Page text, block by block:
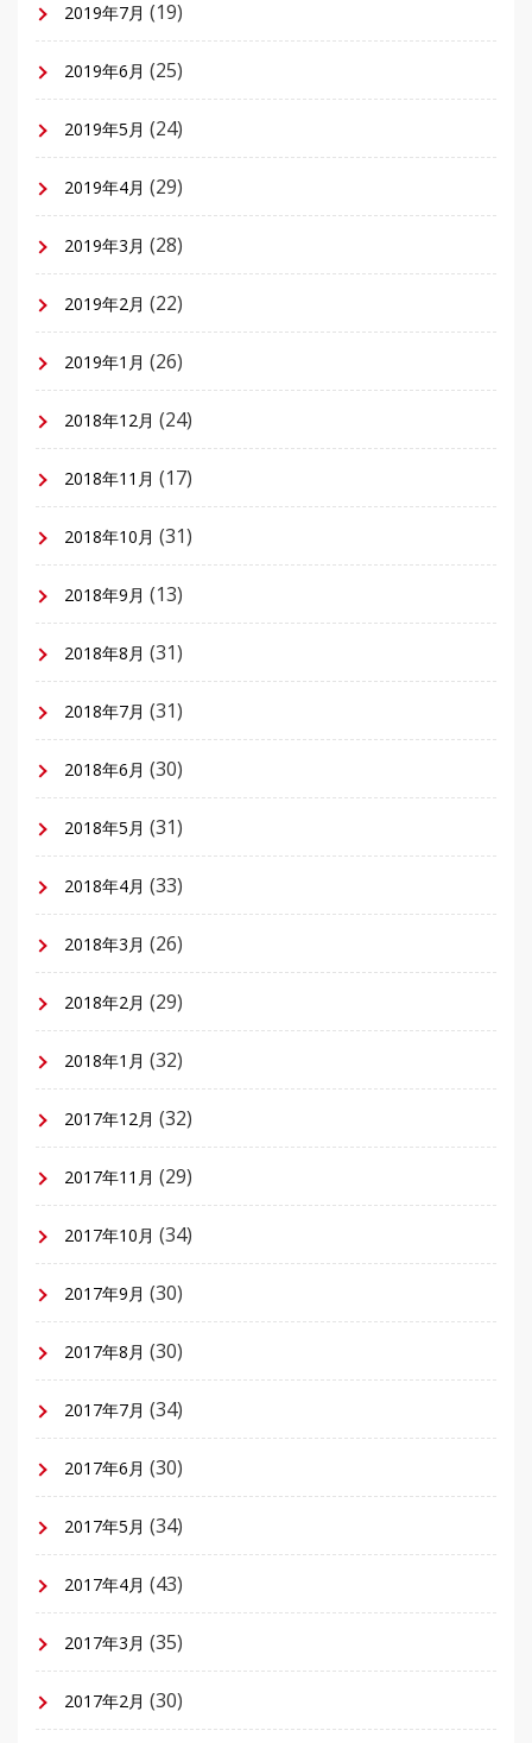
2019年7月 (19)
2019年6月 (25)
2019年5月 (24)
2019年4月 (29)
2019年3月 (28)
2019年2月 (22)
2019年1月 (26)
2018年12月 (24)
2018年11月 (17)
2018年10月 (31)
2018年9月 (13)
2018年8月 (31)
2018年7月 (31)
2018年6月 (30)
2018年5月 (31)
2018年4月 (33)
2018年3月 (26)
2018年2月 (29)
2018年1月 (32)
2017年12月 (32)
2017年11月 (29)
2017年10月 (34)
2017年9月 (30)
2017年8月 (30)
2017年7月 (34)
2017年6月 (30)
2017年5月 (34)
2017年4月 (43)
2017年3月 (35)
2017年2月 (30)